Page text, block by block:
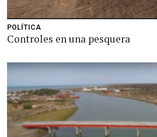
POLÍTICA
Controles en una pesquera